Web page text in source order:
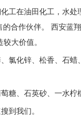
工在油田化工，水处
合作伙伴。 西安蓝
大价值。
氯化锌、松香、石蜡
糖、石英砂、一水柠
到我们。